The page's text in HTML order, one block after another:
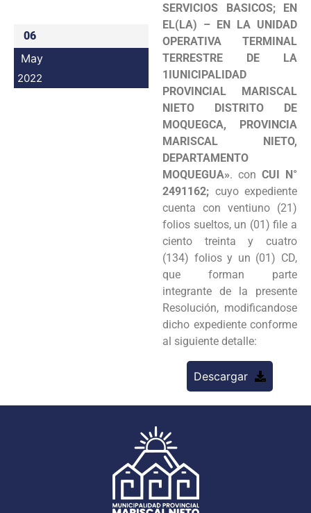
06
May
2022
SERVICIOS BASICOS; EN
EL(LA) – EN LA UNIDAD
OPERATIVA TERMINAL
TERRESTRE DE LA
1IUNICIPALIDAD
PROVINCIAL MARISCAL
NIETO DISTRITO DE
MOQUEGCA, PROVINCIA
MARISCAL NIETO,
DEPARTAMENTO
MOQUEGUA». con CUI N°
2491162; cuyo expediente
cuenta con ventiuno (21)
folios sueltos, un (01) file a
ciento treinta y cuatro
(134) folios y un (01) CD,
que forman parte
integrante de la presente
Resolución, modificandose
dicho expediente conforme
al siguiente detalle:
Descargar